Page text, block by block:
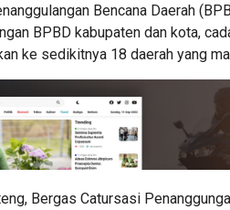
Bencana Daerah
BPBD kabupaten dan kota,
ke sedikitnya 18 daerah yang
Bergas Catursasi